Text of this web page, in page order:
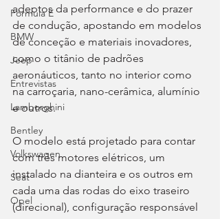
Fórmula E
BMW
Jeep
Entrevistas
Lamborghini
Bentley
Volkswagen
Seat
Opel
adeptos da performance e do prazer
de condução, apostando em modelos
de conceção e materiais inovadores,
como o titânio de padrões
aeronáuticos, tanto no interior como
na carroçaria, nano-cerâmica, alumínio
e outros.
O modelo está projetado para contar
com três motores elétricos, um
instalado na dianteira e os outros em
cada uma das rodas do eixo traseiro
(direcional), configuração responsável